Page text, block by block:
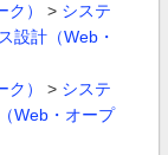
）
> システ
設計（Web・
）
> システ
Web・オープ